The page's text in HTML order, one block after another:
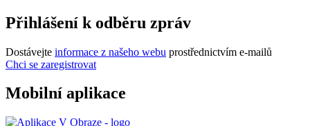
Přihlášení k odběru zpráv
Dostávejte informace z našeho webu prostřednictvím e-mailů
Chci se zaregistrovat
Mobilní aplikace